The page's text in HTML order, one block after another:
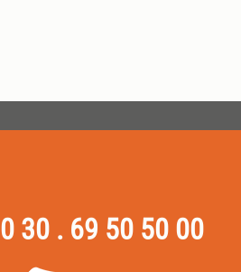
0 30 . 69 50 50 00